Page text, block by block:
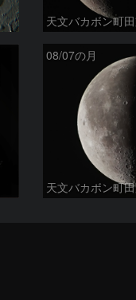
天文バカボン町
08/07の月
天文バカボン町